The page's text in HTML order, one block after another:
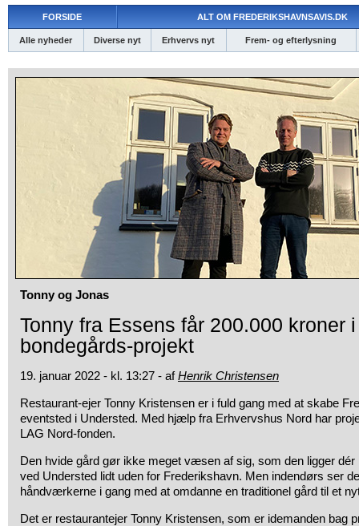
FORSIDE ALT OM FREDERIKSHAVNSAVIS.DK
Alle nyheder Diverse nyt Erhvervs nyt Frem- og efterlysning
Tonny og Jonas
Tonny fra Essens får 200.000 kroner
bondegårds-projekt
19. januar 2022 - kl. 13:27 - afHenrik Christensen
Restaurant-ejer Tonny Kristensen er i fuld gang med at skabe
eventsted i Understed. Med hjælp fra Erhvervshus Nord har
LAG Nord-fonden.
Den hvide gård gør ikke meget væsen af sig, som den ligger dér
ved Understed lidt uden for Frederikshavn. Men indendørs ser
håndværkerne i gang med at omdanne en traditionel gård til et
Det er restaurantejer Tonny Kristensen, som er idemanden bag